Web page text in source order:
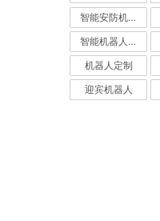
智能安防机器人
智能机器人定制
机器人定制
迎宾机器人